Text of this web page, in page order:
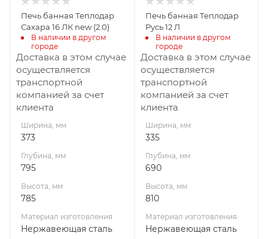
Нержавеющая
сталь
Вид топлива
Дрова
Диаметр дымохода,
мм
115
Длина дров, мм
465
Масса камней, кг
60
Гарантия, мес.
36
Печь банная Теплодар
Сахара 16 ЛК new (2.0)
В наличии в другом
городе
Доставка в этом случае
осуществляется
транспортной
компанией за счет
клиента
Ширина, мм
373
Глубина, мм
795
Высота, мм
785
Материал изготовления
Нержавеющая сталь
Нержавеющая
сталь
Вид топлива
Дрова
Диаметр дымохода,
мм
115
Длина дров, мм
400
Масса камней, кг
50
Гарантия, мес.
60
Печь банная Теплодар
Русь 12 Л
В наличии в другом
городе
Доставка в этом случае
осуществляется
транспортной
компанией за счет
клиента
Ширина, мм
335
Глубина, мм
690
Высота, мм
810
Материал изготовления
Нержавеющая сталь